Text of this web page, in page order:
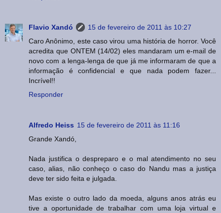
Flavio Xandó
15 de fevereiro de 2011 às 10:27
Caro Anônimo, este caso virou uma história de horror. Você
acredita que ONTEM (14/02) eles mandaram um e-mail de
novo com a lenga-lenga de que já me informaram de que a
informação é confidencial e que nada podem fazer...
Incrível!!
Responder
Alfredo Heiss 15 de fevereiro de 2011 às 11:16
Grande Xandó,
Nada justifica o despreparo e o mal atendimento no seu
caso, alias, não conheço o caso do Nandu mas a justiça
deve ter sido feita e julgada.
Mas existe o outro lado da moeda, alguns anos atrás eu
tive a oportunidade de trabalhar com uma loja virtual e